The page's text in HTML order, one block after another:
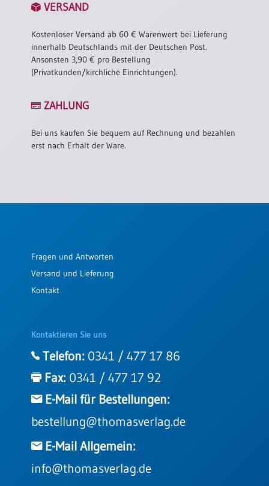
VERSAND
Kostenloser Versand ab 60 € Warenwert bei Lieferung
innerhalb Deutschlands mit der Deutschen Post.
Ansonsten 3,90 € pro Bestellung
(Privatkunden/kirchliche Einrichtungen).
ZAHLUNG
Bei uns kaufen Sie bequem auf Rechnung und bezahlen
erst nach Erhalt der Ware.
Fragen und Antworten
Versand und Lieferung
Kontakt
Kontaktieren Sie uns
Telefon: 0341 / 477 17 86
Fax: 0341 / 477 17 92
E-Mail für Bestellungen:
bestellung@thomasverlag.de
E-Mail Allgemein:
info@thomasverlag.de